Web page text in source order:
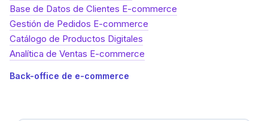
Base de Datos de Clientes E-commerce
Gestión de Pedidos E-commerce
Catálogo de Productos Digitales
Analítica de Ventas E-commerce
Back-office de e-commerce